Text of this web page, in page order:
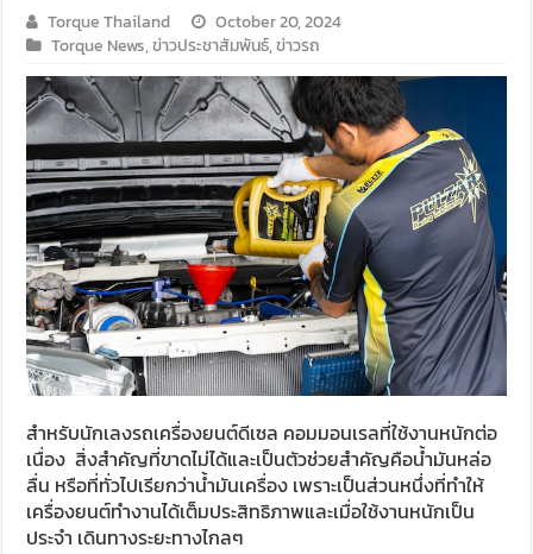
Torque Thailand
October 20, 2024
Torque News,ข่าวประชาสัมพันธ์,ข่าวรถ
สำหรับนักเลงรถเครื่องยนต์ดีเซล คอมมอนเรลที่ใช้งานหนักต่อ
เนื่อง สิ่งสำคัญที่ขาดไม่ได้และเป็นตัวช่วยสำคัญคือน้ำมันหล่อ
ลื่น หรือที่ทั่วไปเรียกว่าน้ำมันเครื่อง เพราะเป็นส่วนหนึ่งที่ทำให้
เครื่องยนต์ทำงานได้เต็มประสิทธิภาพและเมื่อใช้งานหนักเป็น
ประจำ เดินทางระยะทางไกลๆ